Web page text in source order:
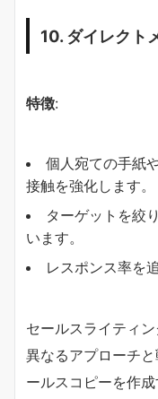
10. ダイレクト
特徴:
個人宛ての手紙
接触を強化します。
ターゲットを絞
います。
レスポンス率を
セールスライティ
異なるアプローチ
ールスコピーを作